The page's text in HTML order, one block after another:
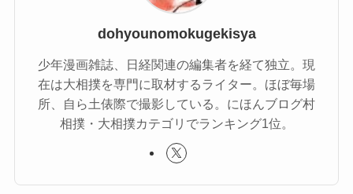
dohyounomokugekisya
少年漫画雑誌、日経関連の編集者を経て独立。現
在は大相撲を専門に取材するライター。ほぼ毎場
所、自ら土俵際で撮影している。にほんブログ村
相撲・大相撲カテゴリでランキング1位。